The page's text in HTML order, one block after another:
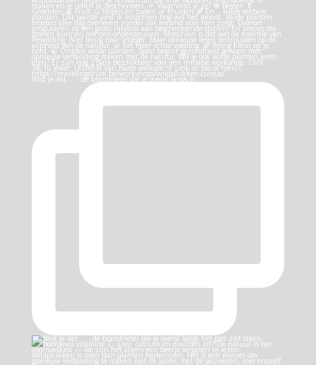
Wist je dat… …de brandnetel die je overal langs h